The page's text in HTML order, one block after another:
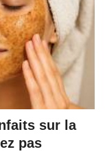
sur la
pas